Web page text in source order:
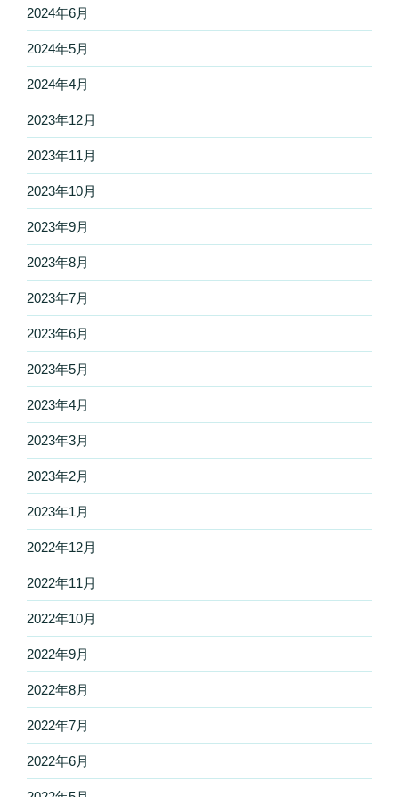
2024年6月
2024年5月
2024年4月
2023年12月
2023年11月
2023年10月
2023年9月
2023年8月
2023年7月
2023年6月
2023年5月
2023年4月
2023年3月
2023年2月
2023年1月
2022年12月
2022年11月
2022年10月
2022年9月
2022年8月
2022年7月
2022年6月